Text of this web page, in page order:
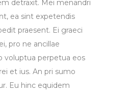
detraxit. Mei menandri
ea sint expetendis
praesent. Ei graeci
pro ne ancillae
voluptua perpetua eos
et ius. An pri sumo
Eu hinc equidem